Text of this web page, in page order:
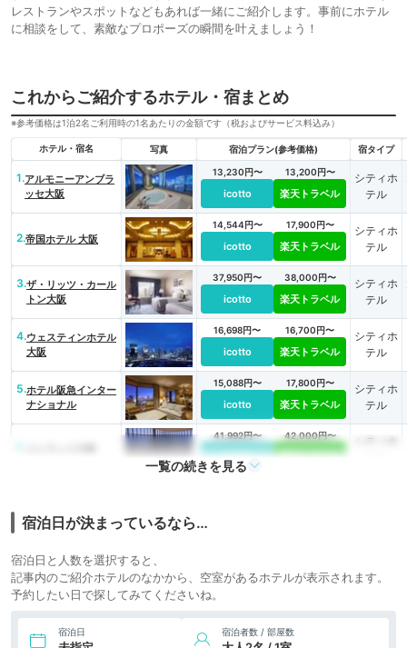
レストランやスポットなどもあれば一緒にご紹介します。事前にホテル
に相談をして、素敵なプロポーズの瞬間を叶えましょう！
これからご紹介するホテル・宿まとめ
※参考価格は1泊2名ご利用時の1名あたりの金額です（税およびサービス料込み）
ホテル・宿名 写真 宿泊プラン(参考価格) 宿タイプ
1.アルモニーアンブラ
ッセ大阪
13,230円〜
icotto
13,200円〜
楽天トラベル
シティホ
テル
2.帝国ホテル 大阪
14,544円〜
icotto
17,900円〜
楽天トラベル
シティホ
テル
3.ザ・リッツ・カール
トン大阪
37,950円〜
icotto
38,000円〜
楽天トラベル
シティホ
テル
4.ウェスティンホテル
大阪
16,698円〜
icotto
16,700円〜
楽天トラベル
シティホ
テル
5.ホテル阪急インター
ナショナル
15,088円〜
icotto
17,800円〜
楽天トラベル
シティホ
テル
41,992円〜
icotto
42,000円〜
楽天トラベル
シティホ
ル 大阪
9.ホテルニューオータ
ニ大阪
icotto 楽天トラベル
テル
7,945円〜 8,700円〜
一覧の続きを見る
宿泊日が決まっているなら…
宿泊日と人数を選択すると、
記事内のご紹介ホテルのなかから、空室があるホテルが表示されます。
予約したい日で探してみてくださいね。
宿泊日 宿泊者数 / 部屋数